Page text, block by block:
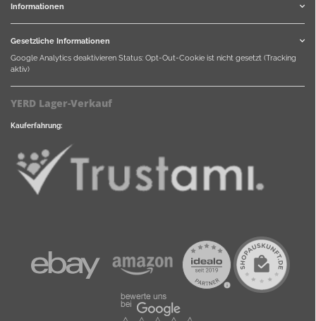
Informationen
Gesetzliche Informationen
Google Analytics deaktivieren Status: Opt-Out-Cookie ist nicht gesetzt (Tracking
aktiv)
YERD Lager-Verkauf
Kauferfahrung: